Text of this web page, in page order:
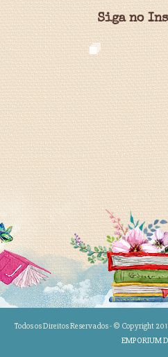
Siga no
Todos os Direitos Reservados - © Copyright
EMPORIUM